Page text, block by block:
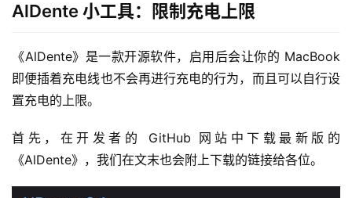
AlDente 小工具：限制充电上限
《AlDente》是一款开源软件，启用后会让你的 MacBook
即便插着充电线也不会再进行充电的行为，而且可以自行设
置充电的上限。
首先，在开发者的 GitHub 网站中下载最新版的
《AlDente》，我们在文末也会附上下载的链接给各位。